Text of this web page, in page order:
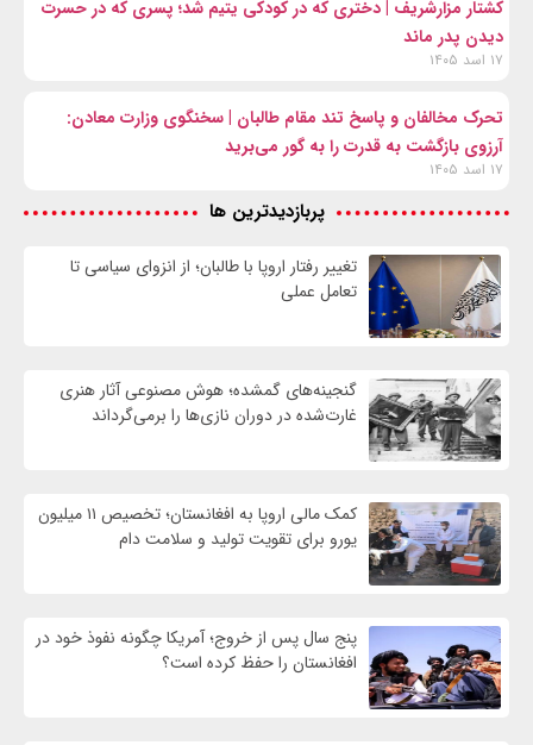
کشتار مزارشریف | دختری که در کودکی یتیم شد؛ پسری که در حسرت
دیدن پدر ماند
۱۷ اسد ۱۴۰۵
تحرک مخالفان و پاسخ تند مقام طالبان | سخنگوی وزارت معادن:
آرزوی بازگشت به قدرت را به گور می‌برید
۱۷ اسد ۱۴۰۵
پربازدیدترین ها
تغییر رفتار اروپا با طالبان؛ از انزوای سیاسی تا
تعامل عملی
گنجینه‌های گمشده؛ هوش مصنوعی آثار هنری
غارت‌شده در دوران نازی‌ها را برمی‌گرداند
کمک مالی اروپا به افغانستان؛ تخصیص ۱۱ میلیون
یورو برای تقویت تولید و سلامت دام
پنج سال پس از خروج؛ آمریکا چگونه نفوذ خود در
افغانستان را حفظ کرده است؟